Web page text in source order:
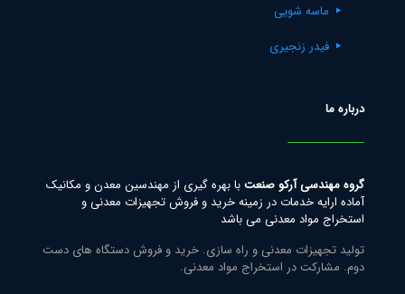
ماسه شویی
فیدر زنجیری
درباره ما
گروه مهندسی آرکو صنعتبا بهره گیری از مهندسین معدن و مکانیک
آماده ارایه خدمات در زمینه خرید و فروش تجهیزات معدنی و
استخراج مواد معدنی می باشد
تولید تجهیزات معدنی و راه سازی. خرید و فروش دستگاه های دست
دوم. مشارکت در استخراج مواد معدنی.